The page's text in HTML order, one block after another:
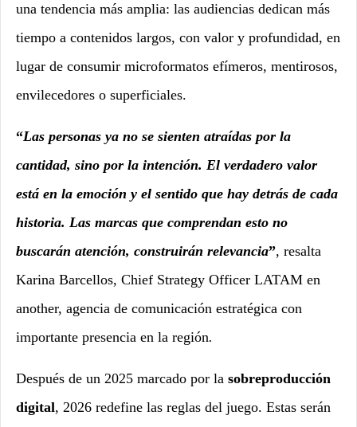
una tendencia más amplia: las audiencias dedican más
tiempo a contenidos largos, con valor y profundidad, en
lugar de consumir microformatos efímeros, mentirosos,
envilecedores o superficiales.
“Las personas ya no se sienten atraídas por la
cantidad, sino por la intención. El verdadero valor
está en la emoción y el sentido que hay detrás de cada
historia. Las marcas que comprendan esto no
buscarán atención, construirán relevancia”, resalta
Karina Barcellos, Chief Strategy Officer LATAM en
another, agencia de comunicación estratégica con
importante presencia en la región.
Después de un 2025 marcado por la sobreproducción
digital, 2026 redefine las reglas del juego. Estas serán